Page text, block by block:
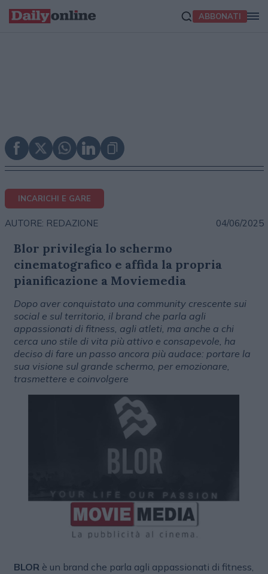
ABBONATI
INCARICHI E GARE
AUTORE: REDAZIONE 04/06/2025
Blor privilegia lo schermo
cinematografico e affida la propria
pianificazione a Moviemedia
Dopo aver conquistato una community crescente sui
social e sul territorio, il brand che parla agli
appassionati di fitness, agli atleti, ma anche a chi
cerca uno stile di vita più attivo e consapevole, ha
deciso di fare un passo ancora più audace: portare la
sua visione sul grande schermo, per emozionare,
trasmettere e coinvolgere
BLORè un brand che parla agli appassionati di fitness,